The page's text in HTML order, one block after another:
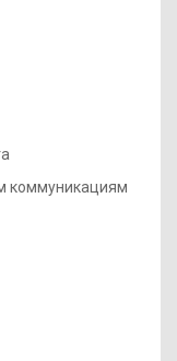
коммуникациям